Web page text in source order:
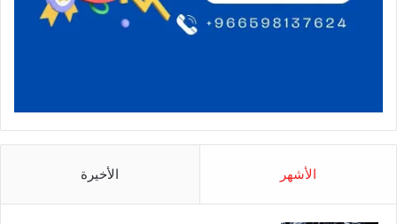
الأشهر الأخيرة